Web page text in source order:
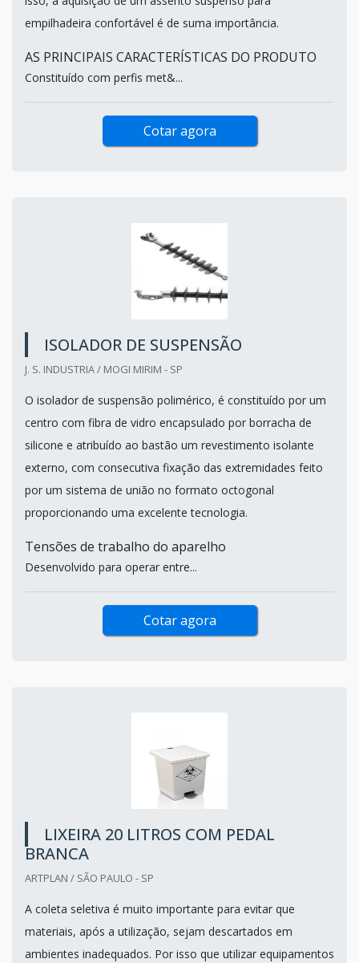
empilhadeira confortável é de suma importância.
AS PRINCIPAIS CARACTERÍSTICAS DO PRODUTO
Constituído com perfis met&...
Cotar agora
ISOLADOR DE SUSPENSÃO
J. S. INDUSTRIA / MOGI MIRIM - SP
O isolador de suspensão polimérico, é constituído por um
centro com fibra de vidro encapsulado por borracha de
silicone e atribuído ao bastão um revestimento isolante
externo, com consecutiva fixação das extremidades feito
por um sistema de união no formato octogonal
proporcionando uma excelente tecnologia.
Tensões de trabalho do aparelho
Desenvolvido para operar entre...
Cotar agora
LIXEIRA 20 LITROS COM PEDAL
BRANCA
ARTPLAN / SÃO PAULO - SP
A coleta seletiva é muito importante para evitar que
materiais, após a utilização, sejam descartados em
ambientes inadequados. Por isso que utilizar equipamentos